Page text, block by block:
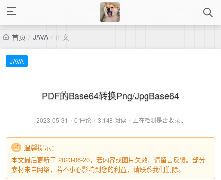
首页 / JAVA / 正文
JAVA
PDF的Base64转换Png/JpgBase64
2023-05-31 / 0 评论 / 3,148 阅读 / 正在检测是否收录...
温馨提示：
本文最后更新于 2023-06-20，若内容或图片失效，请留言反馈。部分
素材来自网络，若不小心影响到您的利益，请联系我们删除。